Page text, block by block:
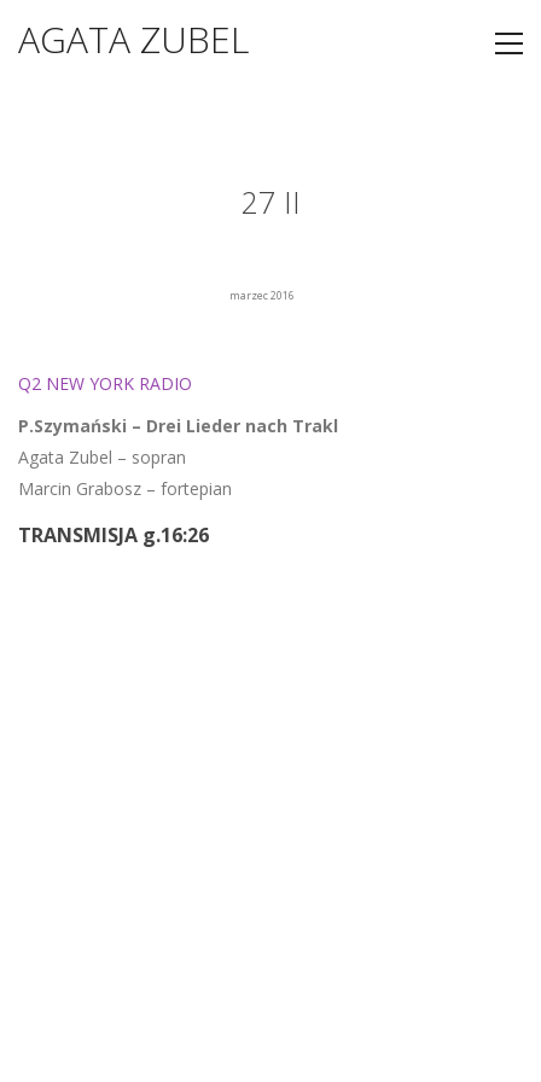
AGATA ZUBEL
27 II
marzec 2016
Q2 NEW YORK RADIO
P.Szymański – Drei Lieder nach Trakl
Agata Zubel – sopran
Marcin Grabosz – fortepian
TRANSMISJA g.16:26